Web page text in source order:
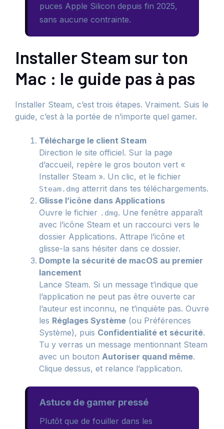
puces Apple Silicon depuis fin 2025,
sans aucune contrainte.
Installer Steam sur ton
Mac : le guide pas à pas
Installer Steam, c’est trois étapes. Vraiment. Suis le
guide, c’est à la portée de n’importe quel gamer.
Télécharge le client Steam
Direction le site officiel. Sur la page
d’accueil, repère le gros bouton vert «
Installer Steam ». Un clic, et le fichier
Steam.dmg atterrit dans tes téléchargements.
Glisse l’icône dans Applications
Ouvre le fichier .dmg. Une fenêtre apparaît
avec l’icône Steam et un raccourci vers le
dossier Applications. Attrape l’icône et
glisse-la sans hésiter dans ce dossier.
Dompte la sécurité de macOS au premier
lancement
Lance Steam. Si un message t’indique que
l’application ne peut pas être ouverte car
l’auteur est inconnu, ne t’inquiète pas. Ouvre
les Réglages Système (ou Préférences
Système), puis Confidentialité et sécurité.
Tu y verras un message mentionnant Steam
avec un bouton Autoriser quand même.
Clique dessus, et relance l’application.
Astuce de gamer pressé
Plutôt que de fouiller dans les